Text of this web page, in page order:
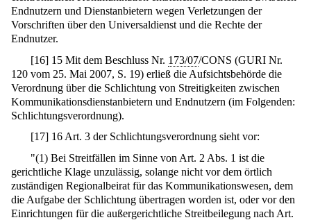
Endnutzern und Dienstanbietern wegen Verletzungen der
Vorschriften über den Universaldienst und die Rechte der
Endnutzer.
[16] 15 Mit dem Beschluss Nr. 173/07/CONS (GURI Nr.
120 vom 25. Mai 2007, S. 19) erließ die Aufsichtsbehörde die
Verordnung über die Schlichtung von Streitigkeiten zwischen
Kommunikationsdienstanbietern und Endnutzern (im Folgenden:
Schlichtungsverordnung).
[17] 16 Art. 3 der Schlichtungsverordnung sieht vor:
"(1) Bei Streitfällen im Sinne von Art. 2 Abs. 1 ist die
gerichtliche Klage unzulässig, solange nicht vor dem örtlich
zuständigen Regionalbeirat für das Kommunikationswesen, dem
die Aufgabe der Schlichtung übertragen worden ist, oder vor den
Einrichtungen für die außergerichtliche Streitbeilegung nach Art.